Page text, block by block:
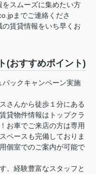
スムーズに集めたい方
までご連絡くださ
賃貸情報をいち早くお
(おすすめポイント)
ックキャンペーン実施
さんから徒歩１分にある
貸物件情報はトップクラ
お車でご来店の方は専用
ペースも完備しておりま
個室でのご案内が可能で
。経験豊富なスタッフと